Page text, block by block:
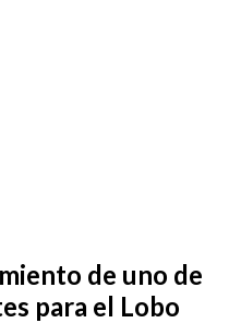
de uno de
para el Lobo